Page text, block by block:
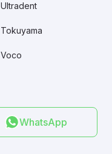
Ultradent
Tokuyama
Voco
WhatsApp